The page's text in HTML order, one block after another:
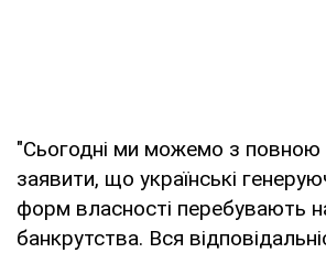
"Сьогодні ми можемо з повною
заявити, що українські
форм власності перебувають
банкрутства. Вся